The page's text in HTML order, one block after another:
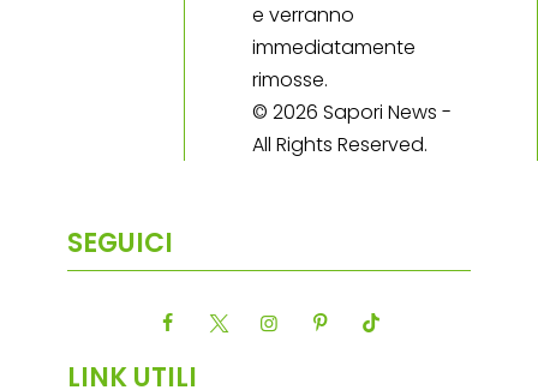
e verranno
immediatamente
rimosse.
© 2026 Sapori News -
All Rights Reserved.
SEGUICI
LINK UTILI